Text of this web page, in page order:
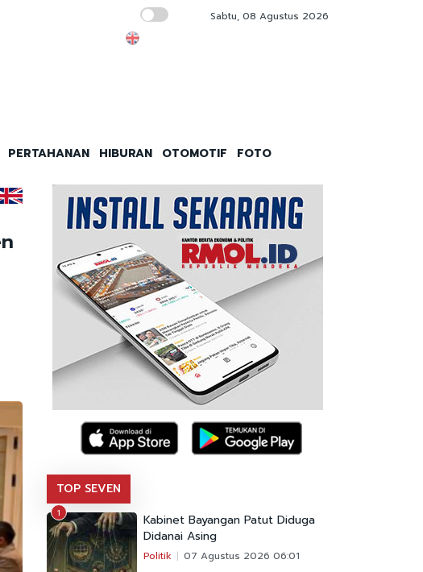
Polda Metro Jaya Ungkap Penanganan
Sabtu, 08 Agustus 2026
PERTAHANAN HIBURAN OTOMOTIF FOTO
TOP SEVEN
1
Kabinet Bayangan Patut Diduga
Didanai Asing
Politik 07 Agustus 2026 06:01